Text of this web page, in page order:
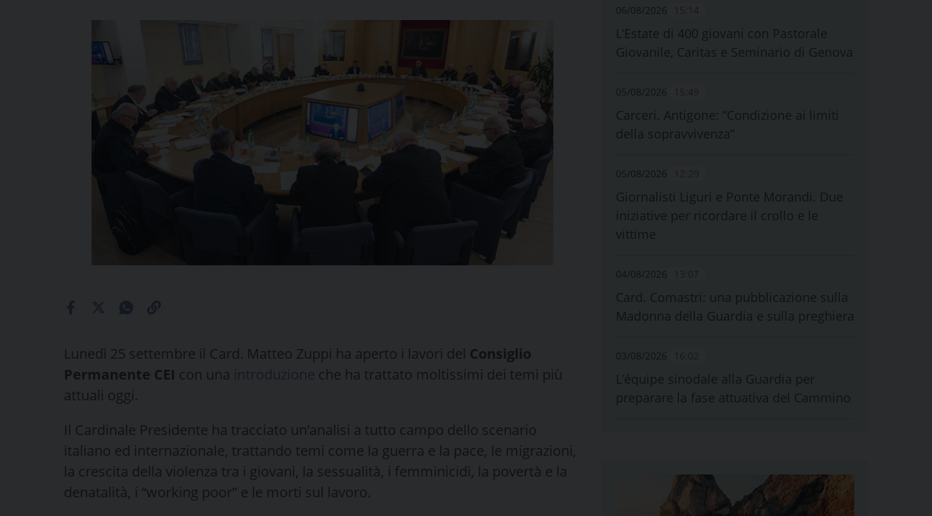
Lunedì 25 settembre il Card. Matteo Zuppi ha aperto i lavori del Consiglio
Permanente CEI con una
che ha trattato moltissimi dei temi più
attuali oggi.
Il Cardinale Presidente ha tracciato un’analisi a tutto campo dello scenario
italiano ed internazionale, trattando temi come la guerra e la pace, le migrazioni,
la crescita della violenza tra i giovani, la sessualità, i femminicidi, la povertà e la
denatalità, i “working poor” e le morti sul lavoro.
06/08/2026
L’Estate di 400 giovani con Pastorale
Giovanile, Caritas e Seminario di Genova
05/08/2026
Carceri. Antigone: “Condizione ai limiti
della sopravvivenza”
05/08/2026
Giornalisti Liguri e Ponte Morandi. Due
iniziative per ricordare il crollo e le
vittime
04/08/2026
Card. Comastri: una pubblicazione sulla
Madonna della Guardia e sulla preghiera
03/08/2026
L’équipe sinodale alla Guardia per
preparare la fase attuativa del Cammino